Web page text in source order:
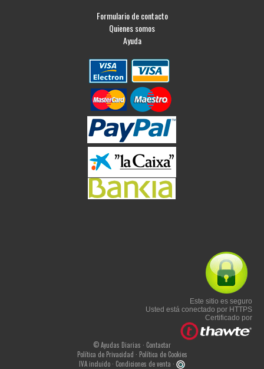
Formulario de contacto
Quienes somos
Ayuda
Este sitio es seguro
Usted está conectado por HTTPS
Certificado por
© Ayudas Diarias · Contactar
Política de Privacidad · Política de Cookies
IVA incluido · Condiciones de venta ·